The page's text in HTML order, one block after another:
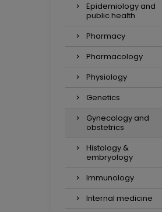
Epidemiology and
public health
Pharmacy
Pharmacology
Physiology
Genetics
Gynecology and
obstetrics
Histology &
embryology
Immunology
Internal medicine